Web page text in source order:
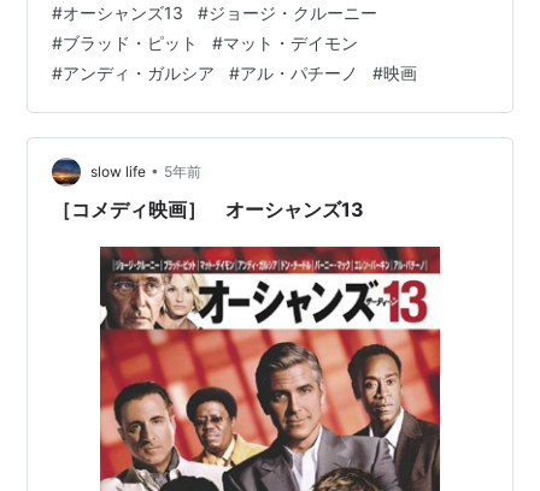
トラと握手したって だけで全く聞かずに騙されて、ショ
ックで心筋梗塞になったもんだから みんなで復讐するで
ってストーリー。 今回の敵はアルパチーノですよ。 すっ
かりおじいちゃんになっちゃったけど。 今の方が何か好
きだ。 やっぱりこの作品は面白い。 あんだけ派手にし…
#オーシャンズ13 #ジョージ・クルーニー
#ブラッド・ピット #マット・デイモン
#アンディ・ガルシア #アル・パチーノ #映画
slow life • 5年前
［コメディ映画］ オーシャンズ13